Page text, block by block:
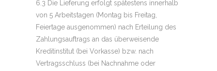
6.3 Die Lieferung erfolgt spätestens innerhalb
von 5 Arbeitstagen (Montag bis Freitag,
Feiertage ausgenommen) nach Erteilung des
Zahlungsauftrags an das überweisende
Kreditinstitut (bei Vorkasse) bzw. nach
Vertragsschluss (bei Nachnahme oder